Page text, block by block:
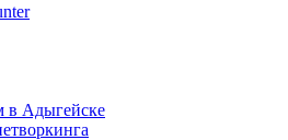
в Адыгейске